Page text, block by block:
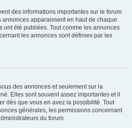
des informations importantes sur le forum
apparaissent en haut de chaque
ont été publiées. Tout comme les annonces
les annonces sont définies par les
des annonces et seulement sur la
Elles sont souvent assez importantes et il
dès que vous en avez la possibilité. Tout
générales, les permissions concernant
du forum.